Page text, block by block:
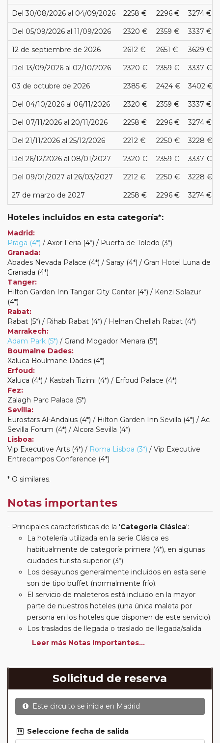
Del 30/08/2026 al 04/09/2026 2258 € 2296 € 3274 €
Del 05/09/2026 al 11/09/2026 2320 € 2359 € 3337 €
12 de septiembre de 2026 2612 € 2651 € 3629 €
Del 13/09/2026 al 02/10/2026 2320 € 2359 € 3337 €
03 de octubre de 2026 2385 € 2424 € 3402 €
Del 04/10/2026 al 06/11/2026 2320 € 2359 € 3337 €
Del 07/11/2026 al 20/11/2026 2258 € 2296 € 3274 €
Del 21/11/2026 al 25/12/2026 2212 € 2250 € 3228 €
Del 26/12/2026 al 08/01/2027 2320 € 2359 € 3337 €
Del 09/01/2027 al 26/03/2027 2212 € 2250 € 3228 €
27 de marzo de 2027 2258 € 2296 € 3274 €
Hoteles incluidos en esta categoría*:
Madrid:
Praga (4*) / Axor Feria (4*) / Puerta de Toledo (3*)
Granada:
Abades Nevada Palace (4*) / Saray (4*) / Gran Hotel Luna de
Granada (4*)
Tanger:
Hilton Garden Inn Tanger City Center (4*) / Kenzi Solazur
(4*)
Rabat:
Rabat (5*) / Rihab Rabat (4*) / Helnan Chellah Rabat (4*)
Marrakech:
Adam Park (5*) / Grand Mogador Menara (5*)
Boumalne Dades:
Xaluca Boulmane Dades (4*)
Erfoud:
Xaluca (4*) / Kasbah Tizimi (4*) / Erfoud Palace (4*)
Fez:
Zalagh Parc Palace (5*)
Sevilla:
Eurostars Al-Andalus (4*) / Hilton Garden Inn Sevilla (4*) / Ac
Sevilla Forum (4*) / Alcora Sevilla (4*)
Lisboa:
Vip Executive Arts (4*) / Roma Lisboa (3*) / Vip Executive
Entrecampos Conference (4*)
* O similares.
Notas importantes
Principales características de la 'Categoría Clásica':
La hotelería utilizada en la serie Clásica es
habitualmente de categoría primera (4*), en algunas
ciudades turista superior (3*).
Los desayunos generalmente incluidos en esta serie
son de tipo buffet (normalmente frío).
El servicio de maleteros está incluido en la mayor
parte de nuestros hoteles (una única maleta por
persona en los hoteles que disponen de este servicio).
Los traslados de llegada o traslado de llegada/salida
estarán incluidos según itinerario.
suplemento de media pensión (incluirá un número de
almuerzos o cenas señalado en su itinerario).
En muchos itinerarios le incluimos algunas cenas. En
circuitos clásicos Europeos normalmente las entradas
mientras que en viajes regionales y otros viajes
Leer más Notas Importantes...
Solicitud de reserva
Este circuito se inicia en Madrid
Seleccione fecha de salida